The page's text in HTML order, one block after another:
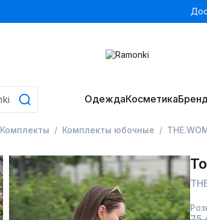
ОдеждаКосметика
Комплекты Комплекты юбочные